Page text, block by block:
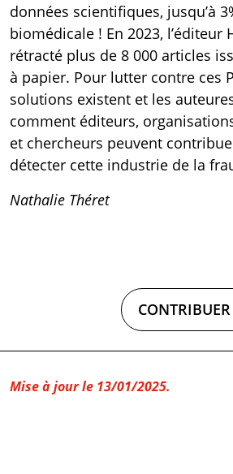
données scientifiques, jusqu’à
biomédicale ! En 2023, l’éditeur
rétracté plus de 8 000 articles
à papier. Pour lutter contre ces
solutions existent et les
comment éditeurs,
et chercheurs peuvent
détecter cette industrie de la
Nathalie Théret
Mise à jour le 13/01/2025.